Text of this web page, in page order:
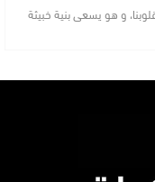
و هو يسعى بنية خبيثة